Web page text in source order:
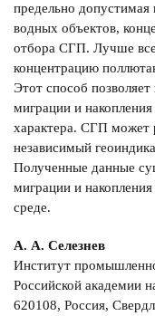
предельно
водных объектов,
отбора СГП. Лучше
концентрацию
Этот способ
миграции и
характера. СГП может
независимый
Полученные данные
миграции и
среде.
А. А. Селезнев
Институт
Российской академии
620108, Россия,